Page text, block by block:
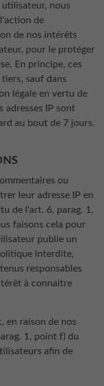
nous
de
de nos intérêts
pour le protéger
En principe, ces
sauf dans
légale en vertu de
adresses IP sont
au bout de 7 jours.
ou
leur adresse IP en
de l'art. 6, parag. 1,
faisons cela pour
publie un
interdite,
responsables
à connaitre
en raison de nos
1, point f) du
afin de